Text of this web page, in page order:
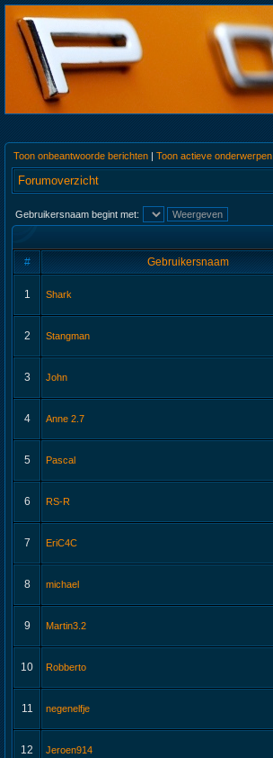
Toon onbeantwoorde berichten | Toon actieve onderwerpen
Forumoverzicht
Gebruikersnaam begint met:
#
Gebruikersnaam
1 Shark
2 Stangman
3 John
4 Anne 2.7
5 Pascal
6 RS-R
7 EriC4C
8 michael
9 Martin3.2
10 Robberto
11 negenelfje
12 Jeroen914